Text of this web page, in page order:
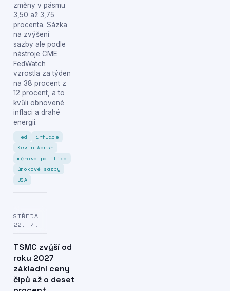
změny v pásmu
3,50 až 3,75
procenta. Sázka
na zvýšení
sazby ale podle
nástroje CME
FedWatch
vzrostla za týden
na 38 procent z
12 procent, a to
kvůli obnovené
inflaci a drahé
energii.
Fed
inflace
Kevin Warsh
měnová politika
úrokové sazby
USA
STŘEDA
22. 7.
TSMC zvýší od
roku 2027
základní ceny
čipů až o deset